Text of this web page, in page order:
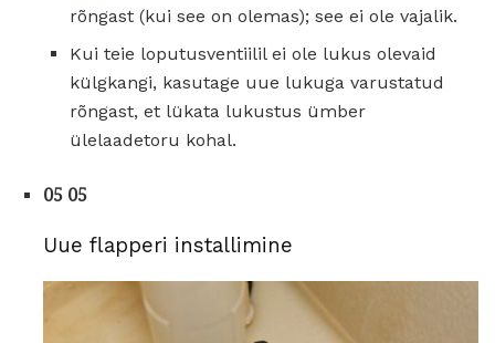
rõngast (kui see on olemas); see ei ole vajalik.
Kui teie loputusventiilil ei ole lukus olevaid
külgkangi, kasutage uue lukuga varustatud
rõngast, et lükata lukustus ümber
ülelaadetoru kohal.
05 05
Uue flapperi installimine